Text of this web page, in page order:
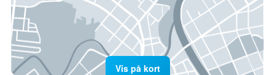
Vis på kort